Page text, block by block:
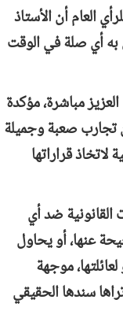
العام أن الأستاذ
به أي صلة في الوقت
مباشرة، مؤكدة
تجارب صعبة وجميلة
لاتخاذ قراراتها
القانونية ضد أي
عنها، أو يحاول
موجهة
سندها الحقيقي